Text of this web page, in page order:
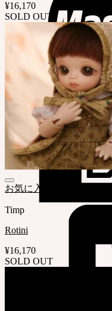
¥16,170
SOLD OUT
お気に入りリストに追加
Timp
Rotini
¥16,170
SOLD OUT